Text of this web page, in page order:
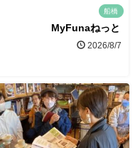
船橋
MyFunaねっと
2026/8/7